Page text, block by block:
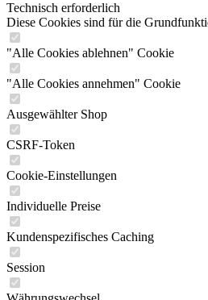
Technisch erforderlich
Diese Cookies sind für die
"Alle Cookies ablehnen" Cookie
"Alle Cookies annehmen" Cookie
Ausgewählter Shop
CSRF-Token
Cookie-Einstellungen
Individuelle Preise
Kundenspezifisches Caching
Session